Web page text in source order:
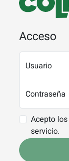
Acceso
Usuario
Contraseña
Acepto los
servicio.